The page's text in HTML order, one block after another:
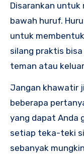
Disarankan
bawah huruf.
untuk
silang praktis
teman atau
Jangan khawatir
beberapa
yang dapat Anda
setiap teka-teki
sebanyak